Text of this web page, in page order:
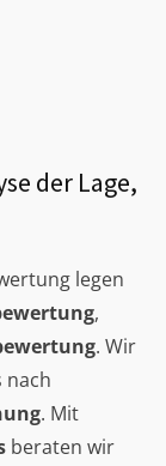
der Lage,
legen
,
. Wir
nach
. Mit
beraten wir